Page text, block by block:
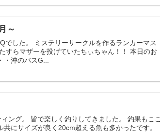
～
でした。 ミステリーサークルを作るランカーマス
すらマザーを投げていたちぃちゃん！！ 本日のお
沖のバスG...
ング。 皆で楽しく釣りしてきました。 釣果もここ
にサイズが良く20cm超える魚も多かったです。